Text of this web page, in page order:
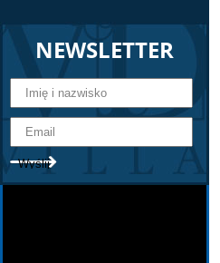
NEWSLETTER